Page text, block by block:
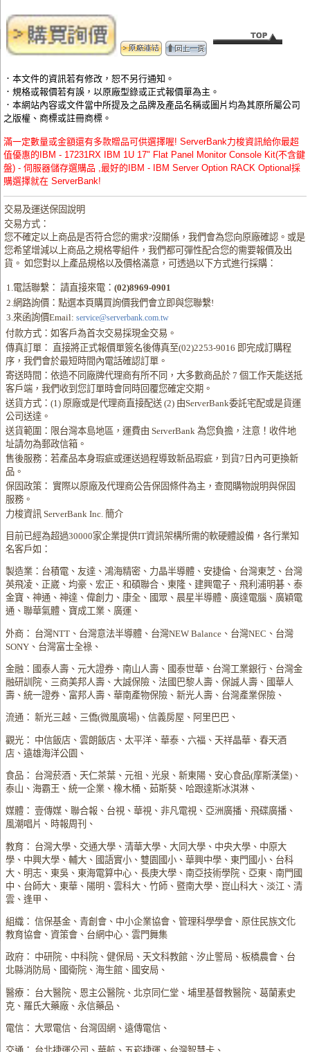
．本文件的資訊若有修改，恕不另行通知。
．規格或報價若有誤，以原廠型錄或正式報價單為主。
．本網站內容或文件當中所提及之品牌及產品名稱或圖片均為其原所屬公司
之版權、商標或註冊商標。
滿一定數量或金額還有多款贈品可供選擇喔! ServerBank力梭資訊給你最超
值優惠的IBM - 17231RX IBM 1U 17" Flat Panel Monitor Console Kit(不含鍵
盤) - 伺服器儲存選購品 ,最好的IBM - IBM Server Option RACK Optional採
購選擇就在 ServerBank!
交易及運送保固說明
交易方式：
您不確定以上商品是否符合您的需求?沒關係，我們會為您向原廠確認。或是
您希望增減以上商品之規格零組件，我們都可彈性配合您的需要報價及出
貨。 如您對以上產品規格以及價格滿意，可透過以下方式進行採購：
1.電話聯繫： 請直接來電：(02)8969-0901
2.網路詢價：點選本頁購買詢價我們會立即與您聯繫!
3.來函詢價Email: service@serverbank.com.tw
付款方式：如客戶為首次交易採現金交易。
傳真訂單： 直接將正式報價單簽名後傳真至(02)2253-9016 即完成訂購程
序，我們會於最短時間內電話確認訂單。
寄送時間：依造不同廠牌代理商有所不同，大多數商品於 7 個工作天能送抵
客戶端，我們收到您訂單時會同時回覆您確定交期。
送貨方式：(1) 原廠或是代理商直接配送 (2) 由ServerBank委託宅配或是貨運
公司送達。
送貨範圍：限台灣本島地區，運費由 ServerBank 為您負擔，注意！收件地
址請勿為郵政信箱。
售後服務：若產品本身瑕疵或運送過程導致新品瑕疵，到貨7日內可更換新
品。
保固政策： 實際以原廠及代理商公告保固條件為主，查閱購物說明與保固
服務。
力梭資訊 ServerBank Inc. 簡介
目前已經為超過30000家企業提供IT資訊架構所需的軟硬體設備，各行業知
名客戶如：
製造業：台積電、友達、鴻海精密、力晶半導體、安捷倫、台灣東芝、台灣
英飛凌、正崴、均豪、宏正、和碩聯合、東隆、建興電子、飛利浦明碁、泰
金寶、神通、神達、偉創力、康全、國眾、晨星半導體、廣達電腦、廣穎電
通、聯華氣體、寶成工業、廣運、
外商： 台灣NTT、台灣意法半導體、台灣NEW Balance、台灣NEC、台灣
SONY、台灣富士全祿、
金融：國泰人壽、元大證券、南山人壽、國泰世華、台灣工業銀行、台灣金
融研訓院、三商美邦人壽、大誠保險、法國巴黎人壽、保誠人壽、國華人
壽、統一證券、富邦人壽、華南產物保險、新光人壽、台灣產業保險、
流通： 新光三越、三僑(微風廣場)、信義房屋、阿里巴巴、
觀光： 中信飯店、雲朗飯店、太平洋、華泰、六福、天祥晶華、春天酒
店、遠雄海洋公園、
食品： 台灣菸酒、天仁茶葉、元祖、光泉、新東陽、安心食品(摩斯漢堡)、
泰山、海霸王、統一企業、橡木桶、茹斯葵、哈跟達斯冰淇淋、
媒體： 壹傳媒、聯合報、台視、華視、非凡電視、亞洲廣播、飛碟廣播、
風潮唱片、時報周刊、
教育： 台灣大學、交通大學、清華大學、大同大學、中央大學、中原大
學、中興大學、輔大、國語實小、雙園國小、華興中學、東門國小、台科
大、明志、東吳、東海電算中心、長庚大學、南亞技術學院、亞東、南門國
中、台師大、東華、陽明、雲科大、竹師、暨南大學、崑山科大、淡江、清
雲、逢甲、
組織： 信保基金、青創會、中小企業協會、管理科學學會、原住民族文化
教育協會、資策會、台網中心、雲門舞集
政府： 中研院、中科院、健保局、天文科教館、汐止警局、板橋農會、台
北縣消防局、國衛院、海生館、國安局、
醫療： 台大醫院、恩主公醫院、北京同仁堂、埔里基督教醫院、葛蘭素史
克、羅氏大藥廠、永信藥品、
電信： 大眾電信、台灣固網、遠傳電信、